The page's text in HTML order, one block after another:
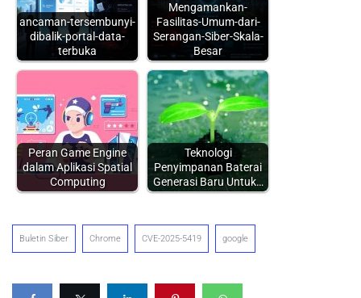
ancaman-tersembunyi-
dibalik-portal-data-
terbuka
Mengamankan-
Fasilitas-Umum-dari-
Serangan-Siber-Skala-
Besar
Peran Game Engine
dalam Aplikasi Spatial
Computing
Teknologi
Penyimpanan Baterai
Generasi Baru Untuk…
Buletin Siber Chrome CVE-2025-5419 google